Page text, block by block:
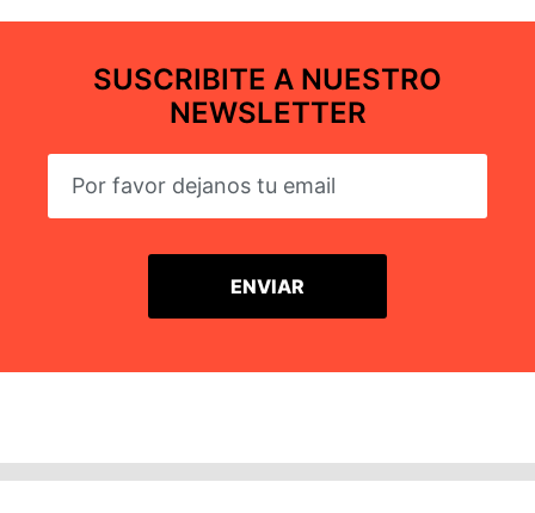
SUSCRIBITE A NUESTRO
NEWSLETTER